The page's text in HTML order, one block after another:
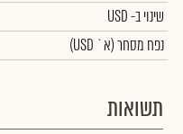
שינויב- USD
נפח מסחר(א` USD)
תשואות